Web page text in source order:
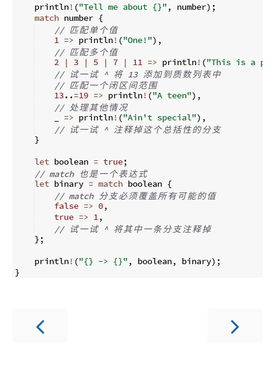
    println
! ("Tell me about {}" , number) ;
match number {
// 匹配单 个 值
1 => println! ("One!") ,
// 匹配 多 个 值
2
| 3 | 5 | 7 | 11 => println! ("This is a
// 试 一 试 ^ 将 13 添加到质 数 列表 中
// 匹配 一 个闭区间范围
13..=19 => println! ("A teen") ,
// 处理其 他 情况
=> println! ("Ain't special") ,
// 试 一 试 ^ 注释掉这 个总括 性的 分 支
}
let boolean = true;
// match 也是 一 个表达式
let binary = match boolean {
// match 分 支必须覆盖所 有 可能的 值
false => 0,
true => 1,
// 试 一 试 ^ 将其 中 一条 分 支注释掉
} ;
    println
! ("{} -> {}" , boolean, binary) ;
}